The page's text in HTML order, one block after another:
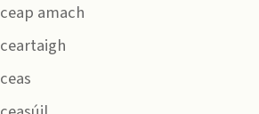
ceap amach
ceartaigh
ceas